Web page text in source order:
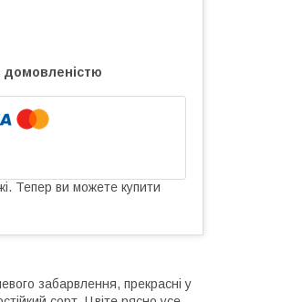
домовленістю
Тепер ви можете купити
забарвлення, прекрасні у